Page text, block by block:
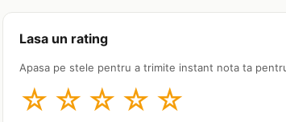
Lasa un rating
Apasa pe stele pentru a trimite instant nota ta
☆ ☆ ☆ ☆ ☆